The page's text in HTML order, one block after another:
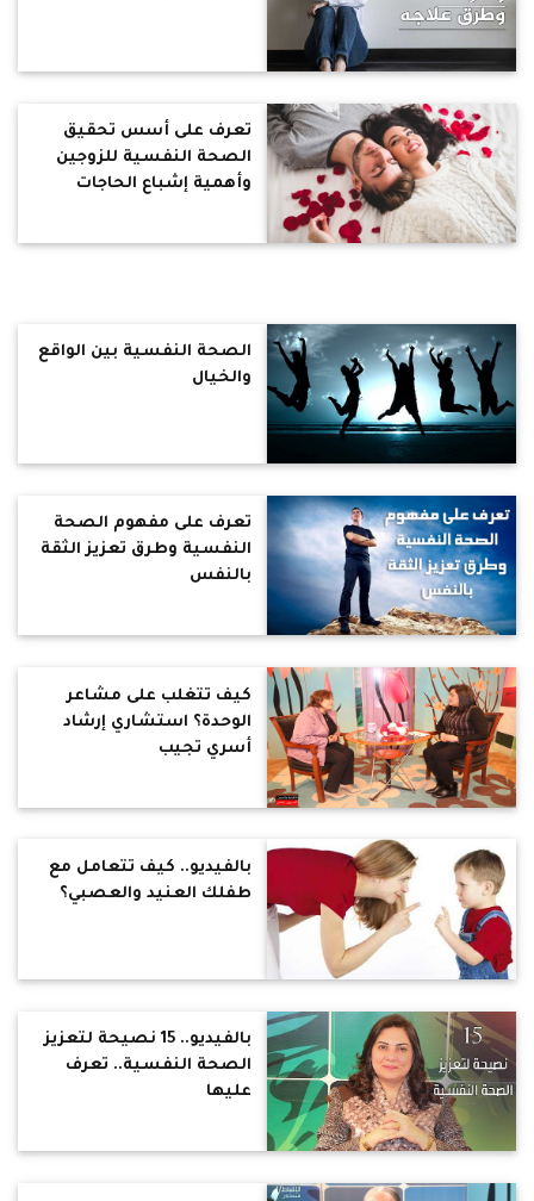
تعرف على أسس تحقيق
الصحة النفسية للزوجين
وأهمية إشباع الحاجات
الصحة النفسية بين الواقع
والخيال
تعرف على مفهوم الصحة
النفسية وطرق تعزيز الثقة
بالنفس
كيف تتغلب على مشاعر
الوحدة؟ استشاري إرشاد
أسري تجيب
بالفيديو.. كيف تتعامل مع
طفلك العنيد والعصبي؟
بالفيديو.. 15 نصيحة لتعزيز
الصحة النفسية.. تعرف
عليها